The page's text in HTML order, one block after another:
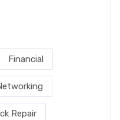
Financial
Repair